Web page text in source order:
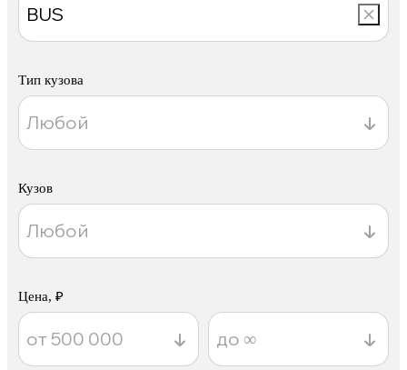
Тип кузова
Кузов
Цена, ₽